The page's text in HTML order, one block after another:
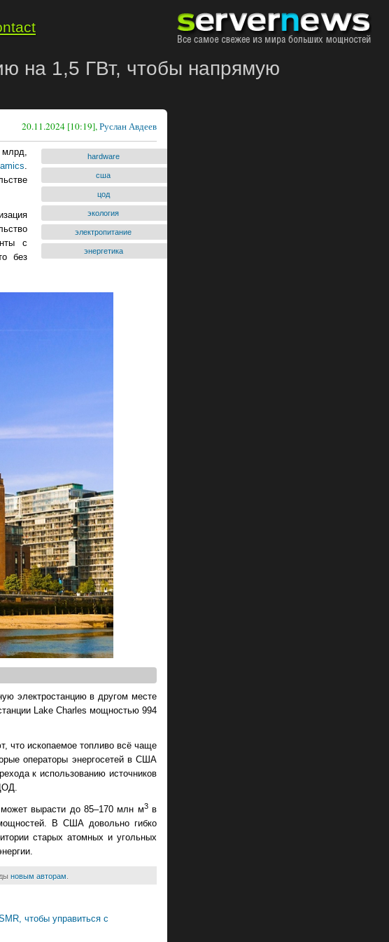
на 1,5 ГВт, чтобы напрямую
20.11.2024 [10:19],Руслан Авдеев
hardware
сша
цод
экология
электропитание
энергетика
млрд,
.
с
без
электростанцию в другом месте
Lake Charles мощностью 994
что ископаемое топливо всё чаще
операторы энергосетей в США
к использованию источников
вырасти до 85–170 млн м3в
В США довольно гибко
старых атомных и угольных
новым авторам
чтобы управиться с